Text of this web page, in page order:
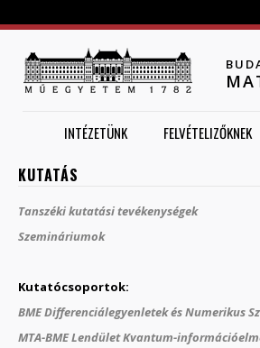
INTÉZETÜNK FELVÉTELIZŐKNEK
KUTATÁS
Tanszéki kutatási tevékenységek
Szemináriumok
Kutatócsoportok:
BME Differenciálegyenletek és Numerikus
MTA-BME Lendület Kvantum-